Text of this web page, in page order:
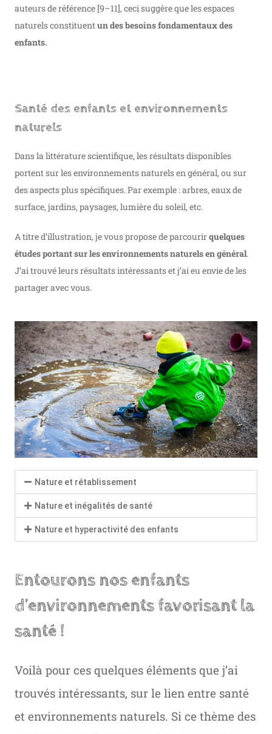
auteurs de référence [9–11], ceci suggère que les espaces
naturels constituentun des besoins fondamentaux des
enfants.
Santé des enfants et environnements
naturels
Dans la littérature scientifique, les résultats disponibles
portent sur les environnements naturels en général, ou sur
des aspects plus spécifiques. Par exemple : arbres, eaux de
surface, jardins, paysages, lumière du soleil, etc.
A titre d’illustration, je vous propose de parcourirquelques
études portant sur les environnements naturels en général.
J’ai trouvé leurs résultats intéressants et j’ai eu envie de les
partager avec vous.
Nature et rétablissement
Nature et inégalités de santé
Nature et hyperactivité des enfants
Entourons nos enfants
d’environnements favorisant la
santé !
Voilà pour ces quelques éléments que j’ai
trouvés intéressants, sur le lien entre santé
et environnements naturels. Si ce thème des